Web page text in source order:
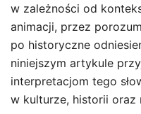
w zależności od
animacji, przez
po historyczne
niniejszym artykule
interpretacjom tego
w kulturze, historii oraz